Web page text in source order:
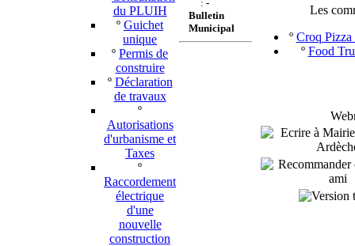
du PLUIH
º Guichet
unique
º Permis de
construire
º Déclaration
de travaux
º
Autorisations
d'urbanisme et
Taxes
º
Raccordement
électrique
d'une
nouvelle
construction
: -
Bulletin
Municipal
Les
º Croq Pizza
º Food